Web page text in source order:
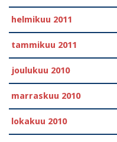
helmikuu 2011
tammikuu 2011
joulukuu 2010
marraskuu 2010
lokakuu 2010